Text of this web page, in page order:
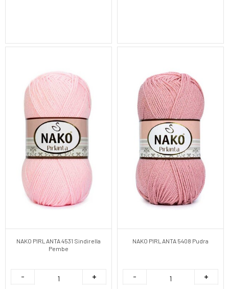
NAKO PIRLANTA 4531 Sindirella
Pembe
NAKO PIRLANTA 5408 Pudra